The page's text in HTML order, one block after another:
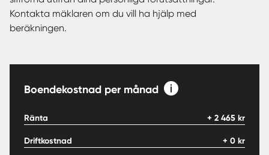
Kontakta mäklaren om du vill ha hjälp med
beräkningen.
Boendekostnad per månad
Ränta + 2 465 kr
Driftkostnad + 0 kr